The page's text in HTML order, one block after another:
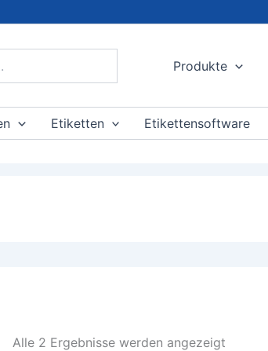
Produkte
Etiketten Etikettensoftware
Alle 2 Ergebnisse werden angezeigt